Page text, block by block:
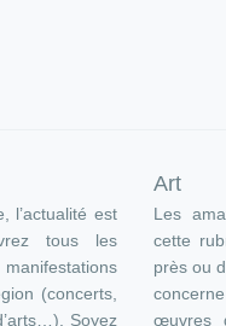
l’actualité est
tous les
(concerts,
Soyez
Art
Les
cette
près ou
œuvres